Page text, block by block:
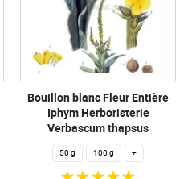
Bouillon blanc Fleur Entière
Iphym Herboristerie
Verbascum thapsus
50 g 100 g +